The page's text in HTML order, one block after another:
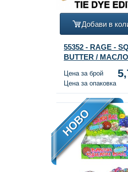
Добави в
55352 - RAGE -
BUTTER /
RISING - Разм.
В ДИСПЛЕЙ (12
Цена за брой
Цена за опаковка
НОВО